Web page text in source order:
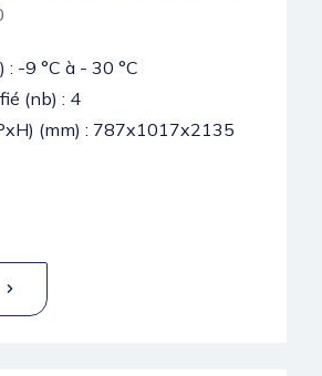
: -9 °C à - 30 °C
(nb) : 4
(mm) : 787x1017x2135